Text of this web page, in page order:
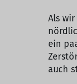
Als
ein
auch